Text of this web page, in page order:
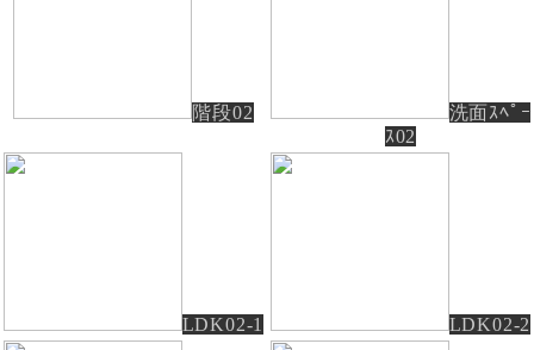
階段02
洗面ｽﾍﾟｰ
ｽ02
LDK02-1 LDK02-2